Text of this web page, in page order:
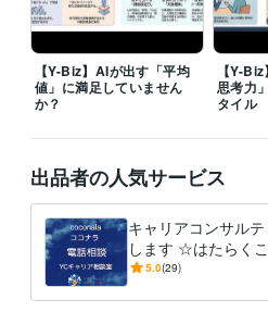
1988年3月 ~ 1990年2月 1990年3
005年2月 2005年3月 ~ 2008年2月
株式会社バンダイナムコホールディン
ワイ・キャリアサポーターズ 2014
資格・検定
キャリアコンサルタント
年
昇降機検査資格者
プログラミング言語・フレームワーク
C:5年 C++:5年 HTML:20年Java:10年
PL/SQL:3年SQL:3年
【Y-Biz】AIが出す「平均
値」に満足していません
か？
【Y-
思考力
タイル
出品者の人気サービス
キャリアコンサル
します ☆はたらく
いての相談相手☆
5.0(29)